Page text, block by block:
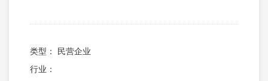
类型： 民营企业
行业：